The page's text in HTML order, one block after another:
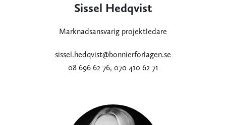
Sissel Hedqvist
Marknadsansvarig projektledare
sissel.hedqvist@bonnierforlagen.se
08 696 62 76, 070 410 62 71